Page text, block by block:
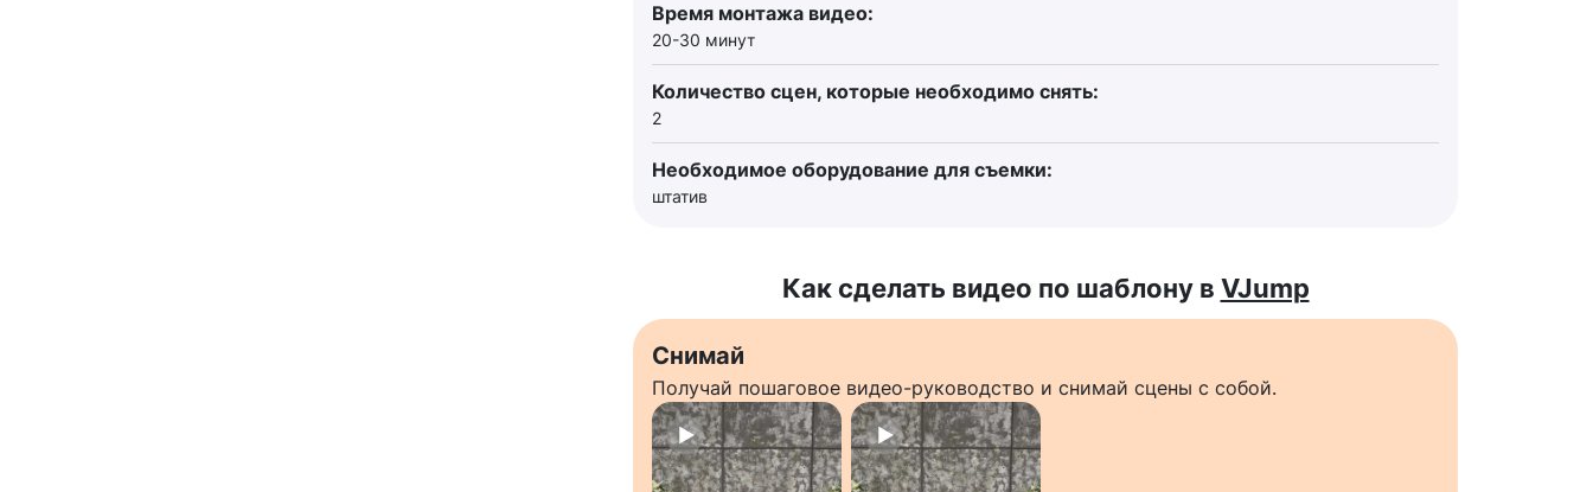
Время монтажа видео:
20-30 минут
Количество сцен, которые необходимо снять:
2
Необходимое оборудование для съемки:
штатив
Как сделать видео по шаблону в VJump
Снимай
Получай пошаговое видео-руководство и снимай сцены с собой.